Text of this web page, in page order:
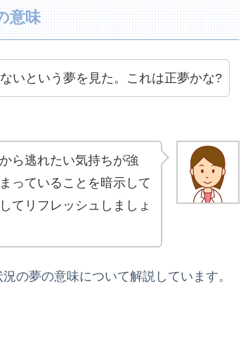
意味
いという夢を見た。これは正夢かな?
ら逃れたい気持ちが強
っていることを暗示して
てリフレッシュしましょ
の夢の意味について解説しています。